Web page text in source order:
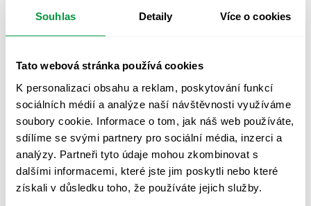
Souhlas Detaily Více o cookies
Tato webová stránka používá cookies
K personalizaci obsahu a reklam, poskytování funkcí
sociálních médií a analýze naší návštěvnosti využíváme
soubory cookie. Informace o tom, jak náš web používáte,
sdílíme se svými partnery pro sociální média, inzerci a
analýzy. Partneři tyto údaje mohou zkombinovat s
dalšími informacemi, které jste jim poskytli nebo které
získali v důsledku toho, že používáte jejich služby.
TEVA Czech Industries
nouzového osvětlení
01/2017
Kaufland Liberec
Oprava nouzového